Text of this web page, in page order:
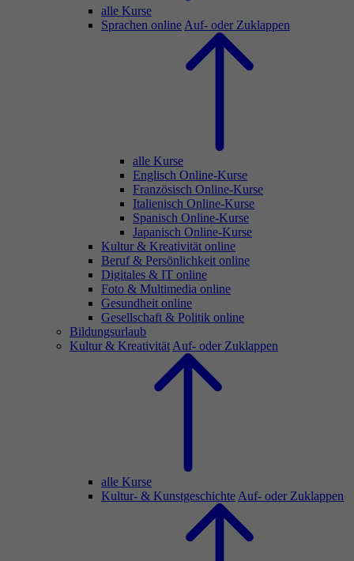
alle Kurse
Sprachen online Auf- oder Zuklappen
alle Kurse
Englisch Online-Kurse
Französisch Online-Kurse
Italienisch Online-Kurse
Spanisch Online-Kurse
Japanisch Online-Kurse
Kultur & Kreativität online
Beruf & Persönlichkeit online
Digitales & IT online
Foto & Multimedia online
Gesundheit online
Gesellschaft & Politik online
Bildungsurlaub
Kultur & Kreativität Auf- oder Zuklappen
alle Kurse
Kultur- & Kunstgeschichte Auf- oder Zuklappen